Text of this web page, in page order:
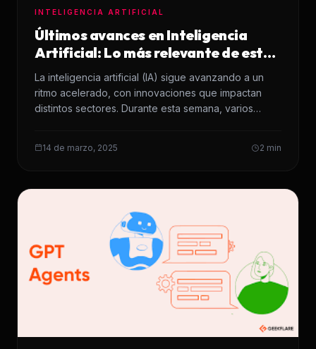
INTELIGENCIA ARTIFICIAL
Últimos avances en Inteligencia
Artificial: Lo más relevante de esta
semana
La inteligencia artificial (IA) sigue avanzando a un
ritmo acelerado, con innovaciones que impactan
distintos sectores. Durante esta semana, varios
14 de marzo, 2025 2 min